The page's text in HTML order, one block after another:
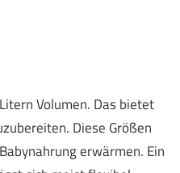
Volumen. Das bietet
Diese Größen
erwärmen. Ein